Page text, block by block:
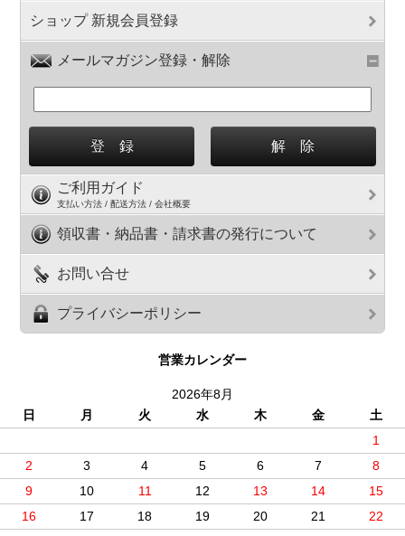
ショップ 新規会員登録
メールマガジン登録・解除
ご利用ガイド
支払い方法 / 配送方法 / 会社概要
領収書・納品書・請求書の発行について
お問い合せ
プライバシーポリシー
営業カレンダー
2026年8月
日
月 火 水 木 金
土
1
2
3 4 5 6 7
8
9
10 11 12 13 14
15
16
17 18 19 20 21
22